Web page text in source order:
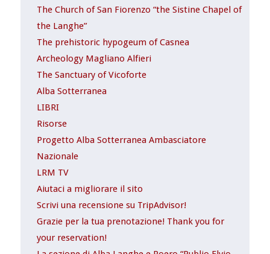
The Church of San Fiorenzo “the Sistine Chapel of
the Langhe”
The prehistoric hypogeum of Casnea
Archeology Magliano Alfieri
The Sanctuary of Vicoforte
Alba Sotterranea
LIBRI
Risorse
Progetto Alba Sotterranea Ambasciatore
Nazionale
LRM TV
Aiutaci a migliorare il sito
Scrivi una recensione su TripAdvisor!
Grazie per la tua prenotazione! Thank you for
your reservation!